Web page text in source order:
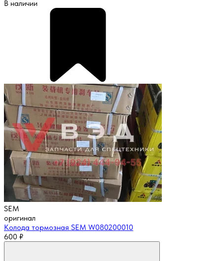
В наличии
SEM
оригинал
Колода тормозная SEM W080200010
600 ₽